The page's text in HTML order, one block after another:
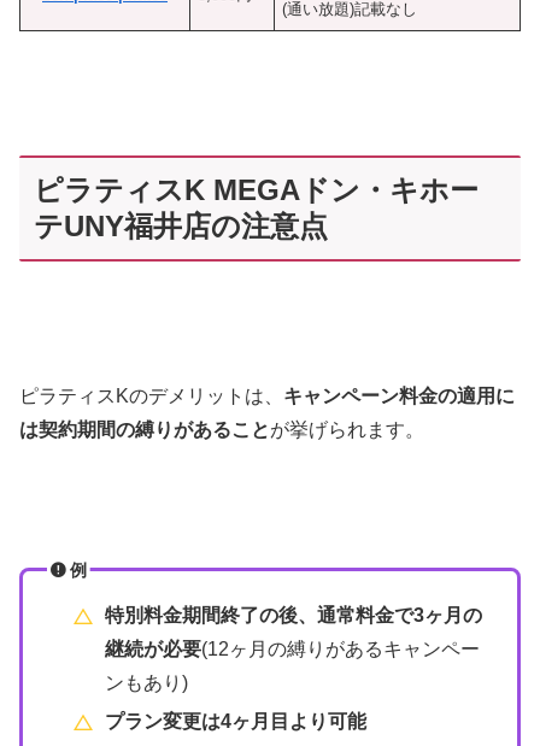
(通い放題)記載なし
ピラティスK MEGAドン・キホー
テUNY福井店の注意点
ピラティスKのデメリットは、 キャンペーン料金の適用に
は契約期間の縛りがあることが挙げられます。
例
特別料金期間終了の後、通常料金で3ヶ月の
継続が必要(12ヶ月の縛りがあるキャンペー
ンもあり)
プラン変更は4ヶ月目より可能